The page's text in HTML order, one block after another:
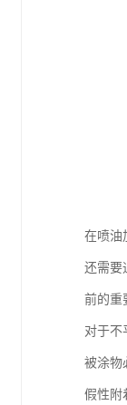
在喷油
还需要
前的重
对于不
被涂物
假性附